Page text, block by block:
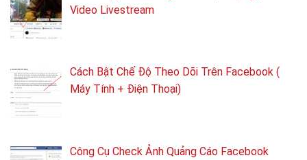
Video Livestream
Cách Bật Chế Độ Theo Dõi Trên Facebook (
Máy Tính + Điện Thoại)
Công Cụ Check Ảnh Quảng Cáo Facebook